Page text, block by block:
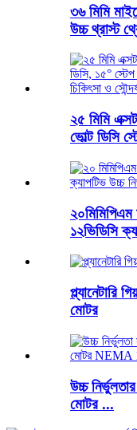
৩৬ মিমি
উচ্চ থ্রাস্ট
২৫ মিমি
ভোল্ট ডিসি
২০মিমিপিএম
১২ভিডিসি
প্ল্যানেটারি
মোটর
উচ্চ
মোটর ...